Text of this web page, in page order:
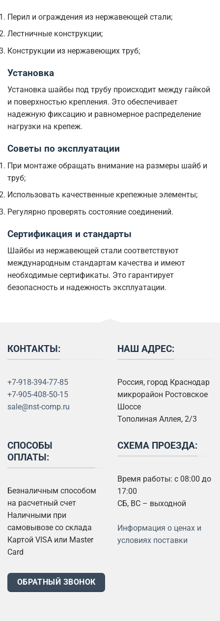
Перил и ограждения из нержавеющей стали;
Лестничные конструкции;
Конструкции из нержавеющих труб;
Установка
Установка шайбы под трубу происходит между гайкой
и поверхностью крепления. Это обеспечивает
надежную фиксацию и равномерное распределение
нагрузки на крепеж.
Советы по эксплуатации
При монтаже обращать внимание на размеры шайб и
труб;
Использовать качественные крепежные элементы;
Регулярно проверять состояние соединений.
Сертификация и стандарты
Шайбы из нержавеющей стали соответствуют
международным стандартам качества и имеют
необходимые сертификаты. Это гарантирует
безопасность и надежность эксплуатации.
КОНТАКТЫ:
+7-918-394-77-85
+7-905-408-50-15
sale@nst-comp.ru
НАШ АДРЕС:
Россия, город Краснодар
микрорайон Ростовское
Шоссе
Тополиная Аллея, 2/3
СПОСОБЫ
ОПЛАТЫ:
Безналичным способом
на расчетный счет
Наличными при
самовывозе со склада
Картой VISA или Master
Card
СХЕМА ПРОЕЗДА:
Время работы: с 08:00 до
17:00
СБ, ВС – выходной
Информация о ценах и
условиях поставки
ОБРАТНЫЙ ЗВОНОК